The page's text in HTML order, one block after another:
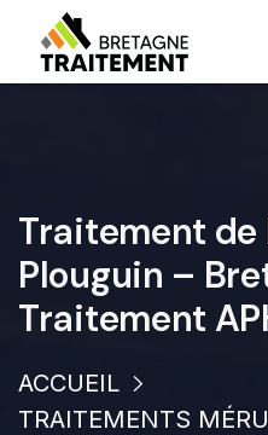
Traitement de
Plouguin –
Traitement
ACCUEIL
TRAITEMENTS